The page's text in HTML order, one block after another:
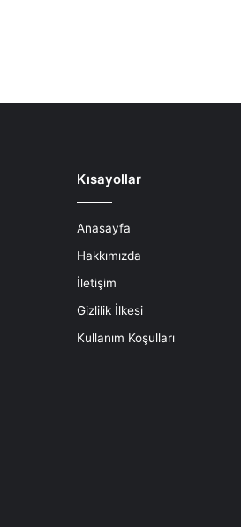
Kısayollar
Anasayfa
Hakkımızda
İletişim
Gizlilik İlkesi
Kullanım Koşulları